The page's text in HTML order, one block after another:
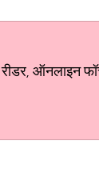
ऑनलाइन